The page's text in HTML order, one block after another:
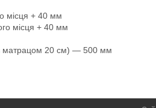
місця + 40 мм
місця + 40 мм
матрацом 20 см) — 500 мм